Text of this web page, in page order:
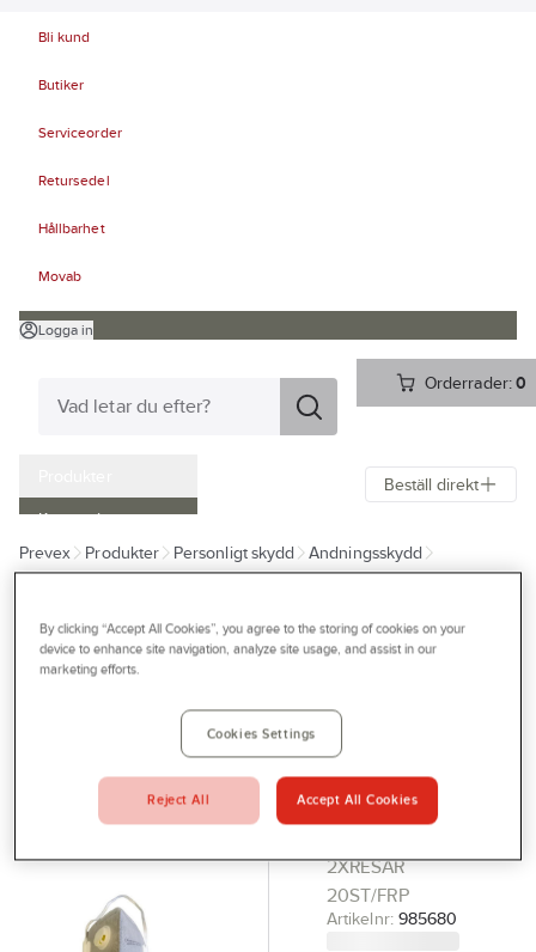
Bli kund
Butiker
Serviceorder
Retursedel
Hållbarhet
Movab
Logga in
Orderrader:0
Kampanjer
Outlet
Bli kund
Profilshop
Serviceverkstad
Företagsprofilering
Beställ direkt
Prevex Produkter Personligt skydd
Andningsskydd
Filtrerande
EAB FFP-2
FILTRERANDE
HALVMASK
FFP2 VENT
2XRESÅR
20ST/FRP
Artikelnr: 985680
By clicking “Accept All Cookies”, you agree to the storing of cookies on your
device to enhance site navigation, analyze site usage, and assist in our
marketing efforts.
Cookies Settings
Reject All Accept All Cookies